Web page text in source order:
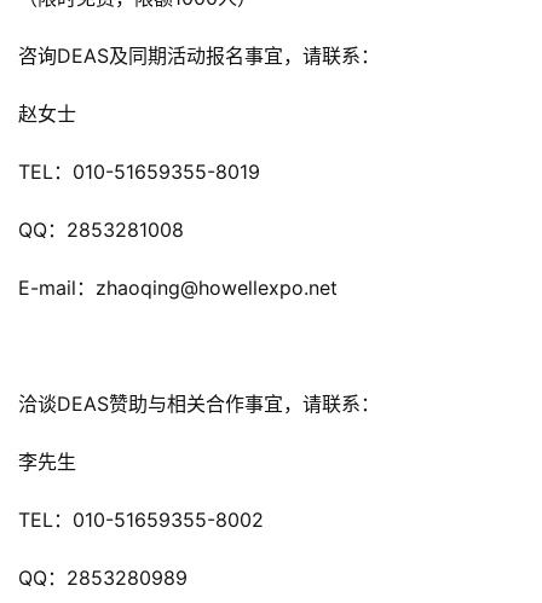
茶
创
戏
手
游
机
咨询DEAS及同期活动报名事宜，请联系：
赵女士
TEL：010-51659355-8019
QQ：2853281008
E-mail：zhaoqing@howellexpo.net
洽谈DEAS赞助与相关合作事宜，请联系：
李先生
TEL：010-51659355-8002
QQ：2853280989